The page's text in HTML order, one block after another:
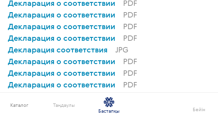
Каталог
Таңдаулы
Бастапқы
Бейін
Декларация о соответствии
PDF
Декларация о соответствии
PDF
Декларация о соответствии
PDF
Декларация о соответствии
PDF
Декларация соответствия
JPG
Декларация о соответствии
PDF
Декларация о соответствии
PDF
Декларация о соответствии
PDF
Декларация о соответствии
Декларация о соответствии